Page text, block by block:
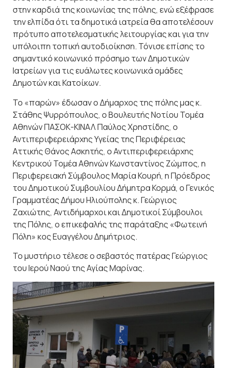
στην καρδιά της κοινωνίας της πόλης, ενώ εξέφρασε
την ελπίδα ότι τα δημοτικά ιατρεία θα αποτελέσουν
πρότυπο αποτελεσματικής λειτουργίας και για την
υπόλοιπη τοπική αυτοδιοίκηση. Τόνισε επίσης το
σημαντικό κοινωνικό πρόσημο των Δημοτικών
Ιατρείων για τις ευάλωτες κοινωνικά ομάδες
Δημοτών και Κατοίκων.
Το «παρών» έδωσαν ο Δήμαρχος της πόλης μας κ.
Στάθης Ψυρρόπουλος, ο Βουλευτής Νοτίου Τομέα
Αθηνών ΠΑΣΟΚ-ΚΙΝΑΛ Παύλος Χρηστίδης, ο
Αντιπεριφερειάρχης Υγείας της Περιφέρειας
Αττικής Θάνος Ασκητής, ο Αντιπεριφερειάρχης
Κεντρικού Τομέα Αθηνών Κωνσταντίνος Ζώμπος, η
Περιφερειακή Σύμβουλος Μαρία Κουρή, η Πρόεδρος
του Δημοτικού Συμβουλίου Δήμητρα Κορμά, ο Γενικός
Γραμματέας Δήμου Ηλιούπολης κ. Γεώργιος
Ζαχιώτης, Αντιδήμαρχοι και Δημοτικοί Σύμβουλοι
της Πόλης, ο επικεφαλής της παράταξης «Φωτεινή
Πόλη» κος Ευαγγέλου Δημήτριος.
Το μυστήριο τέλεσε ο σεβαστός πατέρας Γεώργιος
του Ιερού Ναού της Αγίας Μαρίνας.